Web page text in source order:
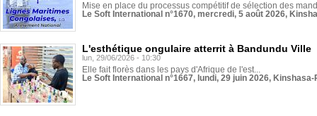
Mise en place du processus compétitif de sélection des
Le Soft International n°1670, mercredi, 5 août 2026,
L'esthétique ongulaire atterrit à Bandundu Ville
lun, 29/06/2026 - 10:30
Elle fait florès dans les pays d'Afrique de l'est...
Le Soft International n°1667, lundi, 29 juin 2026,